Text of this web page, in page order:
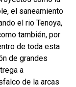
el saneamiento
el rio Tenoya,
también, por
de toda esta
de grandes
a
de la arcas